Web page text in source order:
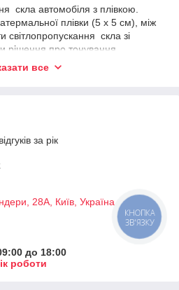
скла автомобіля з плівкою.
плівки (5 х 5 см), між
світлопропускання скла зі
рішення про тонування.
затримує світловий потік
цей показник, можна також
водного розчину, оскільки
знизить % світлопропускання.
скла VLT понад 85%, то
із плівкою VLT = 80% зазвичай
регламенту,
скла VLT 80%, то
із плівкою VLT = 80% зазвичай
регламенту або на межі
розглянути плівки зі
все
за рік
28А, Київ, Україна
до 18:00
роботи
КНОПКА
ЗВ'ЯЗКУ